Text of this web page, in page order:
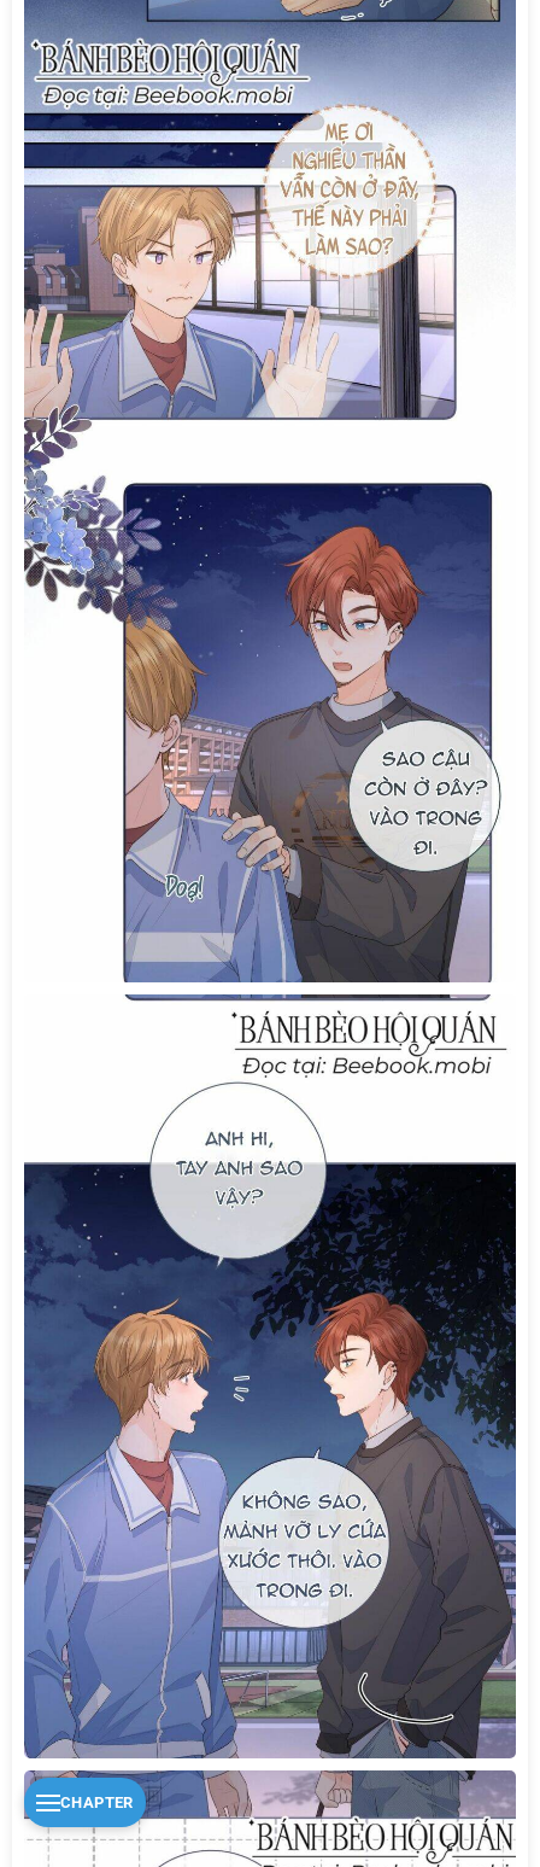
CHAPTER